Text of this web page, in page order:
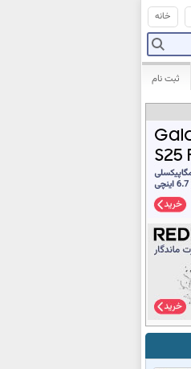
خانه
ثبت نام